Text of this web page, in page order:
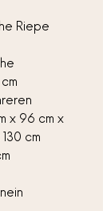
Riepe
x 96 cm x
130 cm